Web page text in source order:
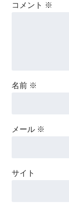
コメント ※
名前 ※
メール ※
サイト